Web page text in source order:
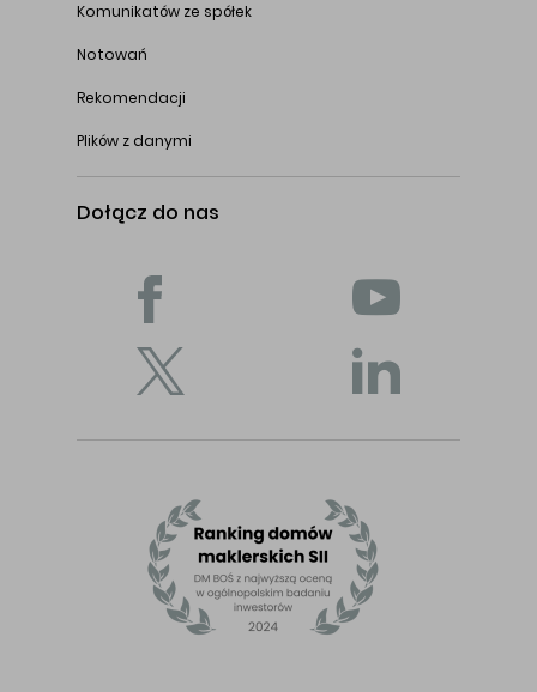
Komunikatów ze spółek
Notowań
Rekomendacji
Plików z danymi
Dołącz do nas